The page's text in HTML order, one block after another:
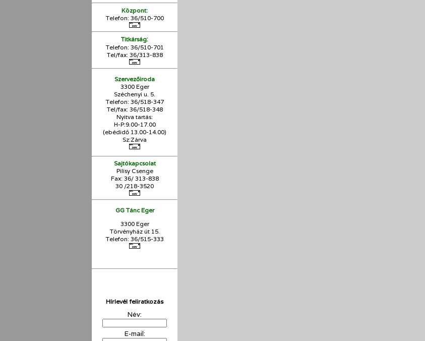
Központ:
Telefon: 36/510-700
Titkárság:
Telefon: 36/510-701
Tel/fax: 36/313-838
Szervezőiroda
3300 Eger
Széchenyi u. 5.
Telefon: 36/518-347
Tel/fax: 36/518-348
Nyitva tartás:
H-P:9.00-17.00
(ebédidő 13.00-14.00)
Sz:Zárva
Sajtókapcsolat
Pilisy Csenge
Fax: 36/ 313-838
30 /218-3520
GG Tánc Eger
3300 Eger
Törvényház út 15.
Telefon: 36/515-333
Hírlevél feliratkozás
Név:
E-mail: